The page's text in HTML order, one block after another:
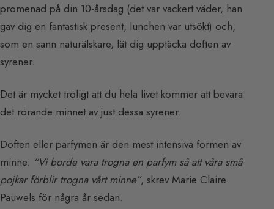
promenad på din 10-årsdag (det var vackert väder, han
gav dig en fantastisk present, lunchen var utsökt) och,
som en sann naturälskare, lät dig upptäcka doften av
syrener.
Det är mycket troligt att du hela livet kommer att bevara
det rörande minnet av just dessa syrener.
Doften eller parfymen är den mest intensiva formen av
minne. “Vi borde vara trogna en parfym så att våra små
pojkar förblir trogna vårt minne”, skrev Marie Claire
Pauwels för några år sedan.